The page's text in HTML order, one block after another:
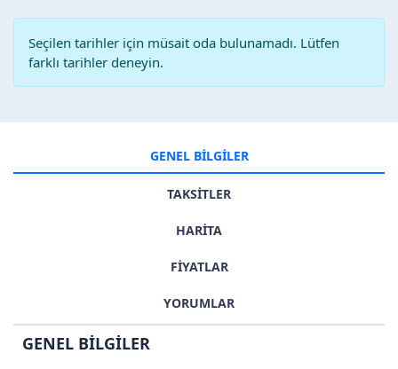
Seçilen tarihler için müsait oda bulunamadı. Lütfen
farklı tarihler deneyin.
GENEL BİLGİLER
TAKSİTLER
HARİTA
FİYATLAR
YORUMLAR
GENEL BİLGİLER